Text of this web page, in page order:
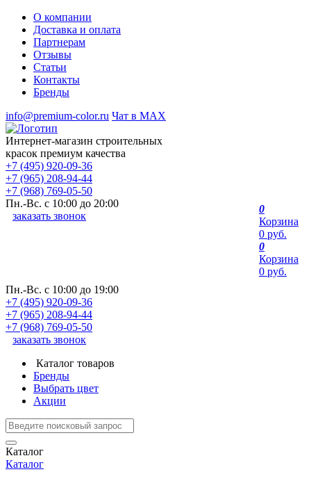
О компании
Доставка и оплата
Партнерам
Отзывы
Статьи
Контакты
Бренды
info@premium-color.ru Чат в MAX
Интернет-магазин строительных
красок премиум качества
+7 (495) 920-09-36
+7 (965) 208-94-44
+7 (968) 769-05-50
Пн.-Вс. с 10:00 до 20:00
заказать звонок
0
Корзина
0 руб.
0
Корзина
0 руб.
Пн.-Вс. с 10:00 до 19:00
+7 (495) 920-09-36
+7 (965) 208-94-44
+7 (968) 769-05-50
заказать звонок
Каталог товаров
Бренды
Выбрать цвет
Акции
Каталог
Каталог